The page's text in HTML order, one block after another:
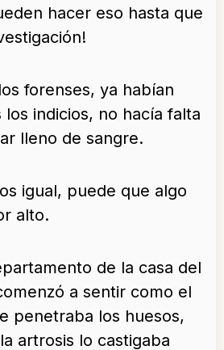
hacer eso hasta que
forenses, ya habían
indicios, no hacía falta
lleno de sangre.
igual, puede que algo
alto.
de la casa del
a sentir como el
penetraba los huesos,
artrosis lo castigaba